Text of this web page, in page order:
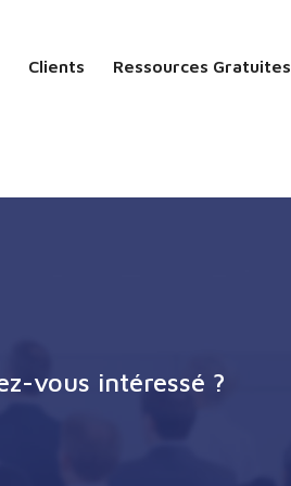
Clients Ressources Gratuites
vous intéressé ?